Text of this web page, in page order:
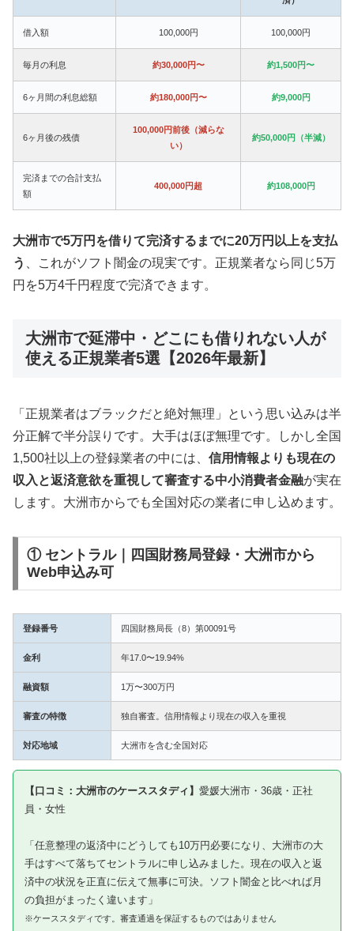
借入額 100,000円 100,000円
毎月の利息 約30,000円〜 約1,500円〜
6ヶ月間の利息総額 約180,000円〜 約9,000円
6ヶ月後の残債
100,000円前後（減らな
い）
約50,000円（半減）
完済までの合計支払
額
400,000円超 約108,000円
大洲市で5万円を借りて完済するまでに20万円以上を支払
う
、これがソフト闇金の現実です。正規業者なら同じ5万
円を5万4千円程度で完済できます。
大洲市で延滞中・どこにも借りれない人が
使える正規業者5選【2026年最新】
「正規業者はブラックだと絶対無理」という思い込みは半
分正解で半分誤りです。大手はほぼ無理です。しかし全国
1,500社以上の登録業者の中には、 信用情報よりも現在の
収入と返済意欲を重視して審査する中小消費者金融が実在
します。大洲市からでも全国対応の業者に申し込めます。
① セントラル｜四国財務局登録・大洲市から
Web申込み可
登録番号 四国財務局長（8）第00091号
金利 年17.0〜19.94%
融資額 1万〜300万円
審査の特徴 独自審査。信用情報より現在の収入を重視
対応地域 大洲市を含む全国対応
【口コミ：大洲市のケーススタディ】 愛媛大洲市・36歳・正社
員・女性
「任意整理の返済中にどうしても10万円必要になり、大洲市の大
手はすべて落ちてセントラルに申し込みました。現在の収入と返
済中の状況を正直に伝えて無事に可決。ソフト闇金と比べれば月
の負担がまったく違います」
※ケーススタディです。審査通過を保証するものではありません